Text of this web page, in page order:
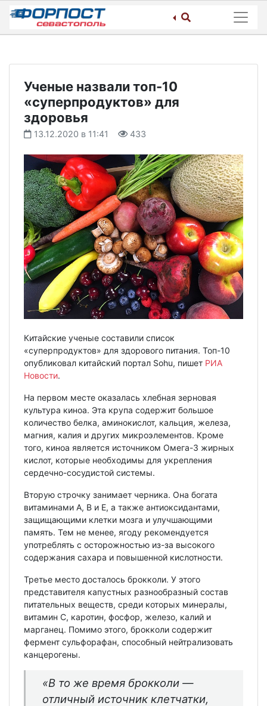
Skip
content
Ученые назвали топ-10
«суперпродуктов» для
здоровья
13.12.2020 в 11:41 433
Китайские ученые составили список
«суперпродуктов» для здорового питания. Топ-10
опубликовал китайский портал Sohu, пишет РИА
Новости.
На первом месте оказалась хлебная зерновая
культура киноа. Эта крупа содержит большое
количество белка, аминокислот, кальция, железа,
магния, калия и других микроэлементов. Кроме
того, киноа является источником Омега-3 жирных
кислот, которые необходимы для укрепления
сердечно-сосудистой системы.
Вторую строчку занимает черника. Она богата
витаминами А, В и Е, а также антиоксидантами,
защищающими клетки мозга и улучшающими
память. Тем не менее, ягоду рекомендуется
употреблять с осторожностью из-за высокого
содержания сахара и повышенной кислотности.
Третье место досталось брокколи. У этого
представителя капустных разнообразный состав
питательных веществ, среди которых минералы,
витамин С, каротин, фосфор, железо, калий и
марганец. Помимо этого, брокколи содержит
фермент сульфорафан, способный нейтрализовать
канцерогены.
«В то же время брокколи —
отличный источник клетчатки,